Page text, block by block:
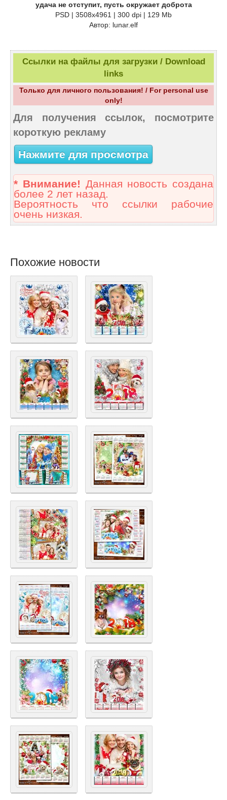
удача не отступит, пусть окружает доброта
PSD | 3508х4961 | 300 dpi | 129 Mb
Автор: lunar.elf
Ссылки на файлы для загрузки / Download
links
Только для личного пользования! / For personal use
only!
Для получения ссылок, посмотрите
короткую рекламу
Нажмите для просмотра
* Внимание! Данная новость создана
более 2 лет назад.
Вероятность что ссылки рабочие
очень низкая.
Похожие новости